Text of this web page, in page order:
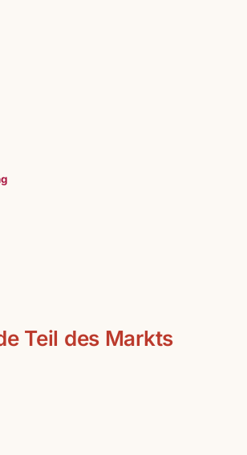
Teil des Markts